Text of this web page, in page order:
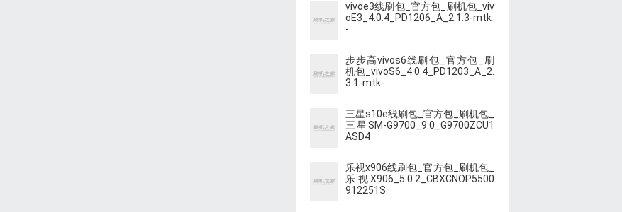
vivoe3线刷包_官方包_刷机包_viv
oE3_4.0.4_PD1206_A_2.1.3-mtk
-
步步高vivos6线刷包_官方包_刷
机包_vivoS6_4.0.4_PD1203_A_2.
3.1-mtk-
三星s10e线刷包_官方包_刷机包_
三星SM-G9700_9.0_G9700ZCU1
ASD4
乐视x906线刷包_官方包_刷机包_
乐视X906_5.0.2_CBXCNOP5500
912251S